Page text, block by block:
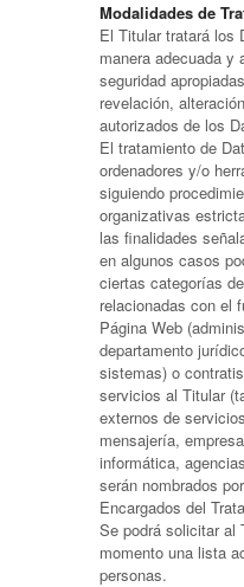
Modalidades de
El Titular tratará los
manera adecuada y
seguridad
revelación,
autorizados de los
El tratamiento de
ordenadores y/o
siguiendo
organizativas
las finalidades
en algunos casos
ciertas categorías
relacionadas con el
Página Web
departamento
sistemas) o
servicios al Titular
externos de
mensajería,
informática,
serán nombrados
Encargados del
Se podrá solicitar al
momento una lista
personas.